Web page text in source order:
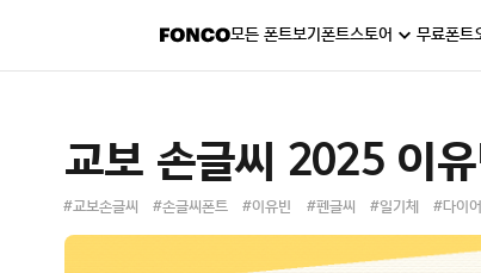
모든 폰트보기폰트스토어 무료폰트
교보 손글씨 2025 이유
#교보손글씨 #손글씨폰트 #이유빈 #펜글씨 #일기체 #다이